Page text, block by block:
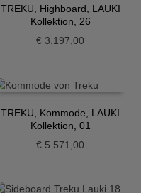
TREKU, Highboard, LAUKI
Kollektion, 26
€ 3.197,00
TREKU, Kommode, LAUKI
Kollektion, 01
€ 5.571,00